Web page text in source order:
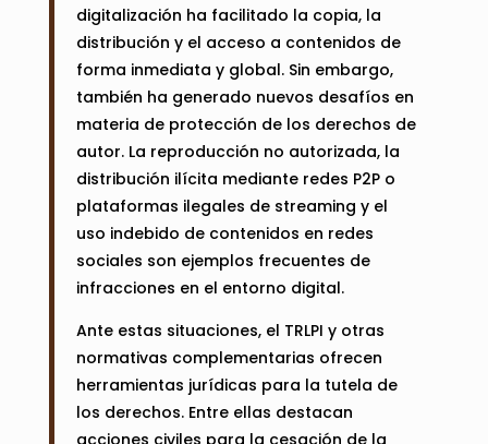
digitalización ha facilitado la copia, la
distribución y el acceso a contenidos de
forma inmediata y global. Sin embargo,
también ha generado nuevos desafíos en
materia de protección de los derechos de
autor. La reproducción no autorizada, la
distribución ilícita mediante redes P2P o
plataformas ilegales de streaming y el
uso indebido de contenidos en redes
sociales son ejemplos frecuentes de
infracciones en el entorno digital.
Ante estas situaciones, el TRLPI y otras
normativas complementarias ofrecen
herramientas jurídicas para la tutela de
los derechos. Entre ellas destacan
acciones civiles para la cesación de la